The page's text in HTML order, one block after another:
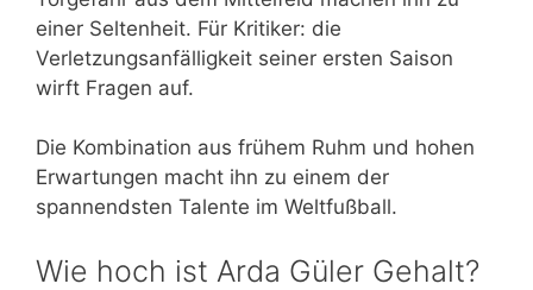
einer Seltenheit. Für Kritiker: die
Verletzungsanfälligkeit seiner ersten Saison
wirft Fragen auf.
Die Kombination aus frühem Ruhm und hohen
Erwartungen macht ihn zu einem der
spannendsten Talente im Weltfußball.
Wie hoch ist Arda Güler Gehalt?